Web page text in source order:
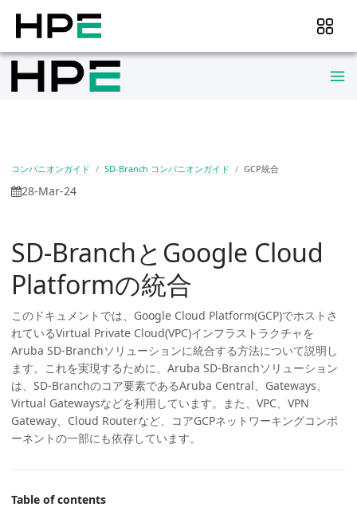
コンパニオンガイド SD-Branch コンパニオンガイド GCP統合
28-Mar-24
SD-BranchとGoogle Cloud
Platformの統合
このドキュメントでは、Google Cloud Platform(GCP)でホストさ
れているVirtual Private Cloud(VPC)インフラストラクチャを
Aruba SD-Branchソリューションに統合する方法について説明し
ます。これを実現するために、Aruba SD-Branchソリューション
は、SD-Branchのコア要素であるAruba Central、Gateways、
Virtual Gatewaysなどを利用しています。また、VPC、VPN
Gateway、Cloud Routerなど、コアGCPネットワーキングコンポ
ーネントの一部にも依存しています。
Table of contents